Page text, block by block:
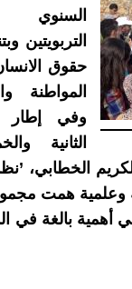
السنوي
التربويتين
حقوق
المواطنة
وفي إطار
الثانية
الخطابي،
تربوية وعلمية همت
أهمية بالغة في